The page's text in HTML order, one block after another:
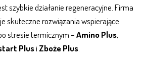
szybkie działanie regeneracyjne. Firma
skuteczne rozwiązania wspierające
stresie termicznym –Amino Plus,
PlusiZboże Plus.